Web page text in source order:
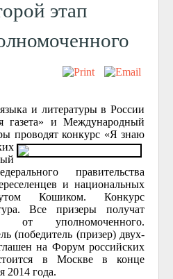
этап
и литературы в России
газета» и Международный
проводят конкурс «Я знаю
правительства
и национальных
Кошиком. Конкурс
Все призеры получат
от уполномоченного.
(победитель (призер) двух-
на Форум российских
в Москве в конце
2014 года.